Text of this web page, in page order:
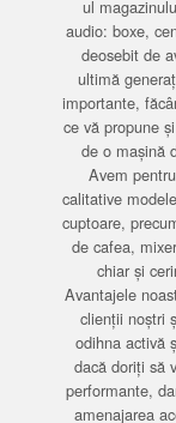
ul
audio: boxe,
deosebit de
ultimă
importante,
ce vă propune
de o mașină
Avem
calitative
cuptoare,
de cafea,
chiar și
Avantajele
clienții noștri
odihna activă
dacă doriți să
performante,
amenajarea